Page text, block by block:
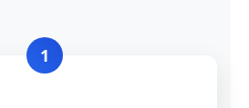
1